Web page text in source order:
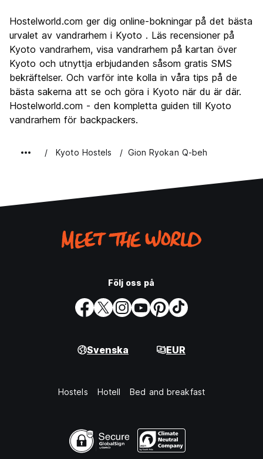
Kultur
9.8
Festa
7.3
Värde för pengarna
8.4
Hostelworld.com ger dig online-bokningar på det bästa
urvalet av vandrarhem i Kyoto . Läs recensioner på
Kyoto vandrarhem, visa vandrarhem på kartan över
Kyoto och utnyttja erbjudanden såsom gratis SMS
bekräftelser. Och varför inte kolla in våra tips på de
bästa sakerna att se och göra i Kyoto när du är där.
Hostelworld.com - den kompletta guiden till Kyoto
vandrarhem för backpackers.
Kyoto Hostels Gion Ryokan Q-beh
Följ oss på
Svenska EUR
Hostels Hotell Bed and breakfast